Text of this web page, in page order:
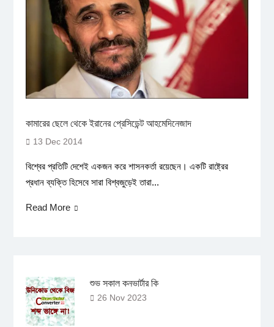
কামারের ছেলে থেকে ইরানের প্রেসিডেন্ট আহমেদিনেজাদ
13 Dec 2014
বিশ্বের প্রতিটি দেশেই একজন করে শাসনকর্তা রয়েছেন। একটি রাষ্ট্রের
প্রধান ব্যক্তি হিসেবে সারা বিশ্বজুড়েই তারা...
Read More
শুভ সকাল কনভার্টার কি
26 Nov 2023